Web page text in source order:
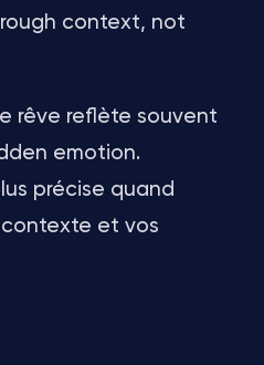
context, not
rêve reflète souvent
emotion.
précise quand
et vos